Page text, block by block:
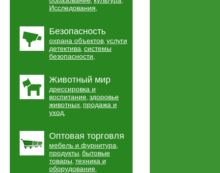
Исследования,
Безопасность
охрана объектов, услуги
детектива, системы
безопасности,
Животный мир
дрессировка и
воспитание, здоровье
животных, продажа и
уход,
Оптовая торговля
мебель и фурнитура,
продукты, бытовые
товары, техника и
оборудование,